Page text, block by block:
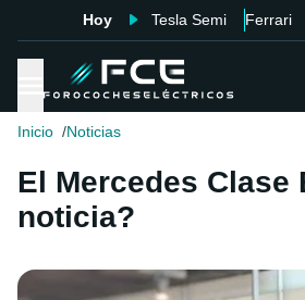
Hoy Tesla Semi Ferrari
Inicio Noticias
El Mercedes
noticia?